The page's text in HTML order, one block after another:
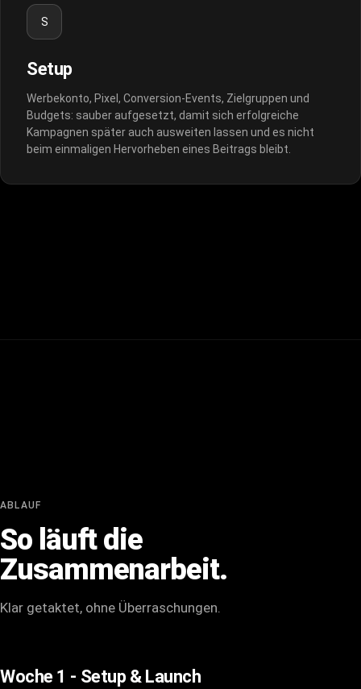
S
Setup
Werbekonto, Pixel, Conversion-Events, Zielgruppen und
Budgets: sauber aufgesetzt, damit sich erfolgreiche
Kampagnen später auch ausweiten lassen und es nicht
beim einmaligen Hervorheben eines Beitrags bleibt.
ABLAUF
So läuft die
Zusammenarbeit.
Klar getaktet, ohne Überraschungen.
Woche 1 - Setup & Launch